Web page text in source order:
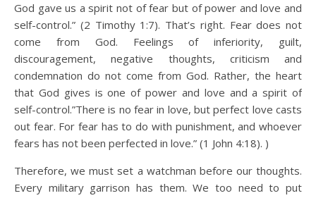
God gave us a spirit not of fear but of power and love and
self-control.” (2 Timothy 1:7). That’s right. Fear does not
come from God. Feelings of inferiority, guilt,
discouragement, negative thoughts, criticism and
condemnation do not come from God. Rather, the heart
that God gives is one of power and love and a spirit of
self-control.”There is no fear in love, but perfect love casts
out fear. For fear has to do with punishment, and whoever
fears has not been perfected in love.” (1 John 4:18). )
Therefore, we must set a watchman before our thoughts.
Every military garrison has them. We too need to put